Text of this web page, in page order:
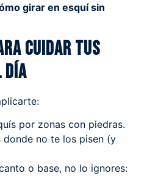
girar en esquí sin
cuidar tus
día
por zonas con piedras.
donde no te los pisen (y
o base, no lo ignores: